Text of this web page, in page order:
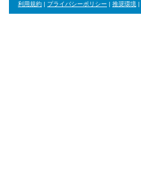
利用規約 | プライバシーポリシー | 推奨環境 |